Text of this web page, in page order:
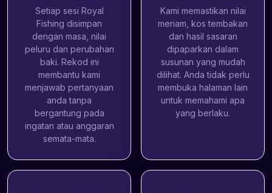
Setiap sesi Royal
Fishing disimpan
dengan masa, nilai
peluru dan perubahan
baki. Rekod ini
membantu kami
menjawab pertanyaan
anda tanpa
bergantung pada
ingatan atau anggaran
semata-mata.
Kami memastikan nilai
meriam, kos tembakan
dan hasil sasaran
dipaparkan dalam
susunan yang mudah
dilihat. Anda tidak perlu
membuka halaman lain
untuk memahami apa
yang berlaku.